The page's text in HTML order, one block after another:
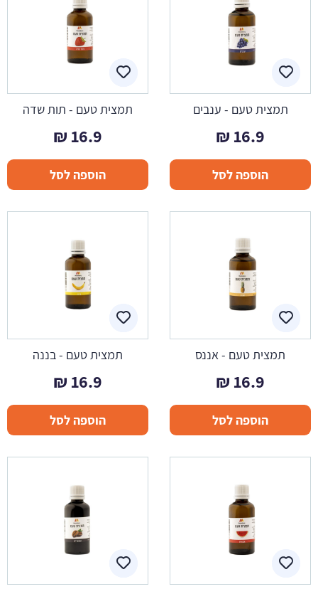
תמצית טעם - ענבים
16.9
₪
הוספה לסל
תמצית טעם - תות שדה
16.9
₪
הוספה לסל
תמצית טעם - אננס
16.9
₪
הוספה לסל
תמצית טעם - בננה
16.9
₪
הוספה לסל